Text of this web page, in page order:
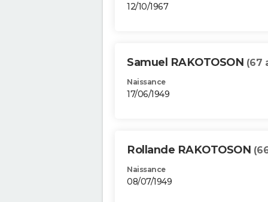
12/10/1967
Samuel RAKOTOSON (67
Naissance
17/06/1949
Rollande RAKOTOSON
Naissance
08/07/1949